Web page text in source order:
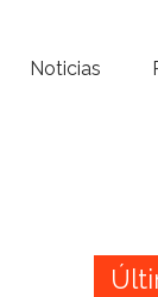
Noticias